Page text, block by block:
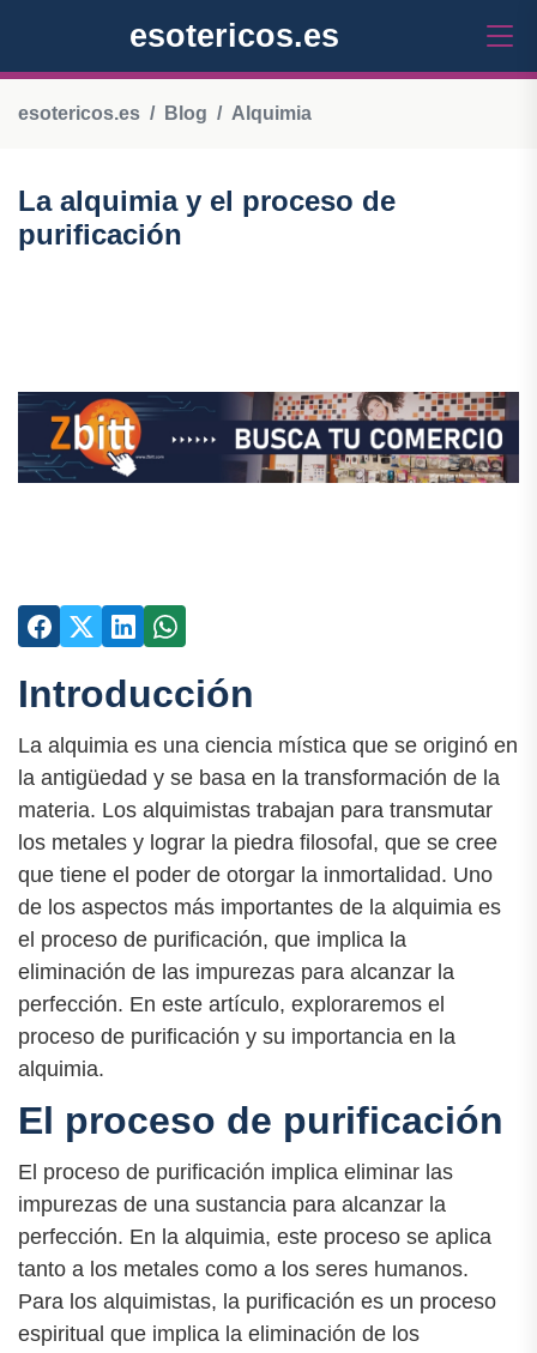
esotericos.es
esotericos.es Blog Alquimia
La alquimia y el proceso de
purificación
Introducción
La alquimia es una ciencia mística que se originó en
la antigüedad y se basa en la transformación de la
materia. Los alquimistas trabajan para transmutar
los metales y lograr la piedra filosofal, que se cree
que tiene el poder de otorgar la inmortalidad. Uno
de los aspectos más importantes de la alquimia es
el proceso de purificación, que implica la
eliminación de las impurezas para alcanzar la
perfección. En este artículo, exploraremos el
proceso de purificación y su importancia en la
alquimia.
El proceso de purificación
El proceso de purificación implica eliminar las
impurezas de una sustancia para alcanzar la
perfección. En la alquimia, este proceso se aplica
tanto a los metales como a los seres humanos.
Para los alquimistas, la purificación es un proceso
espiritual que implica la eliminación de los